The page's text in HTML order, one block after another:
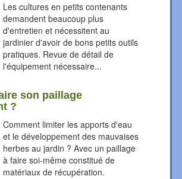
Les cultures en petits contenants
demandent beaucoup plus
d'entretien et nécessitent au
jardinier d'avoir de bons petits outils
pratiques. Revue de détail de
l'équipement nécessaire...
son paillage
?
Comment limiter les apports d'eau
et le développement des mauvaises
herbes au jardin ? Avec un paillage
à faire soi-même constitué de
matériaux de récupération.